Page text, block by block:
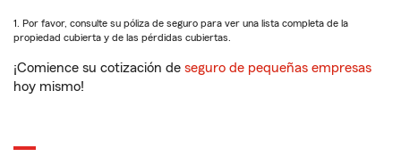
1. Por favor, consulte su póliza de seguro para ver una lista completa de la
propiedad cubierta y de las pérdidas cubiertas.
¡Comience su cotización de seguro de pequeñas empresas
hoy mismo!